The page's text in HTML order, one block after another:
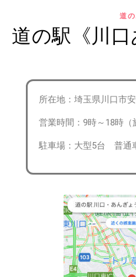
道
道の駅《川口
所在地：埼玉県川口市
営業時間：9時～18時（
駐車場：大型5台 普通